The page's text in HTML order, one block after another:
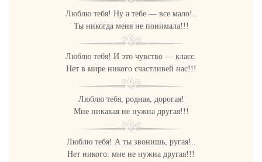
Люблю тебя! Ну а тебе — все мало!..
Ты никогда меня не понимала!!!
Люблю тебя! И это чувство — класс.
Нет в мире никого счастливей нас!!!
Люблю тебя, родная, дорогая!
Мне никакая не нужна другая!!!
Люблю тебя! А ты звонишь, ругая!..
Нет никого: мне не нужна другая!!!